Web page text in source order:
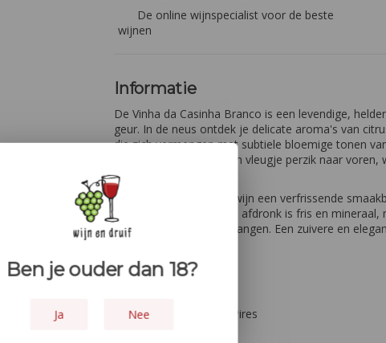
De online wijnspecialist voor de beste
wijnen
Informatie
De Vinha da Casinha Branco is een levendige,
geur. In de neus ontdek je delicate aroma's van
die zich vermengen met subtiele bloemige tonen
van groene appel en een vleugje perzik naar
gelaagdheid geeft.
In de mond biedt deze wijn een verfrissende
een soepele textuur. De afdronk is fris en
karakter dat lang blijft hangen. Een zuivere en
Druiven:
100% Fernao Pires
Ben je ouder dan 18?
Ja Nee